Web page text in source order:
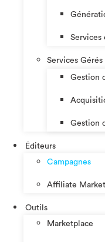
Services
Services Gérés
Gestion
Gestion
Éditeurs
Campagnes
Affiliate
Outils
Marketplace